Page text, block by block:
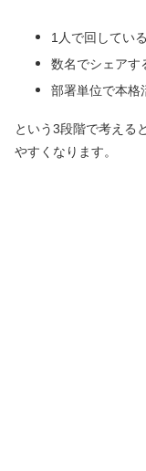
1人で回してい
数名でシェアす
部署単位で本格
という3段階で考える
やすくなります。